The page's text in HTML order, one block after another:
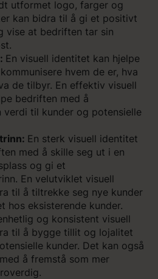
utformet logo, farger og
kan bidra til å gi et positivt
vise at bedriften tar sin
En visuell identitet kan hjelpe
hvem de er, hva
de tilbyr. En effektiv visuell
bedriften med å
verdi til kunder og potensielle
En sterk visuell identitet
med å skille seg ut i en
og gi et
En velutviklet visuell
til å tiltrekke seg nye kunder
hos eksisterende kunder.
og konsistent visuell
til å bygge tillit og lojalitet
kunder. Det kan også
å fremstå som mer